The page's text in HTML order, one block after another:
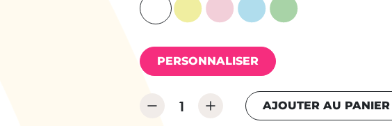
PERSONNALISER
AJOUTER AU PANIER